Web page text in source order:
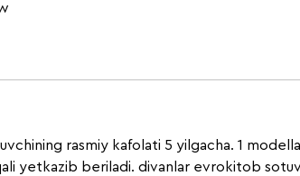
rasmiy kafolati 5 yilgacha. 1
yetkazib beriladi. divanlar evrokitob